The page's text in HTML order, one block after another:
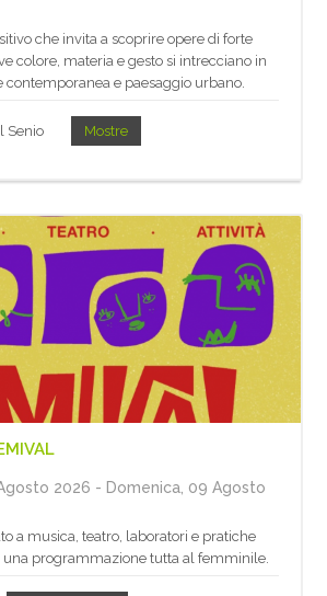
che invita a scoprire opere di forte
colore, materia e gesto si intrecciano in
contemporanea e paesaggio urbano.
Senio Mostre
2026 - Domenica, 09 Agosto
a musica, teatro, laboratori e pratiche
una programmazione tutta al femminile.